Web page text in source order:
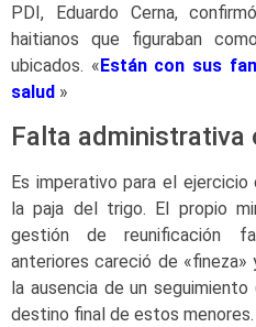
PDI, Eduardo Cerna,
haitianos que figuraban
ubicados. «Están con sus
salud »
Falta administrativa
Es imperativo para el
la paja del trigo. El propio
gestión de reunificación
anteriores careció de «fineza»
la ausencia de un
destino final de estos menores.